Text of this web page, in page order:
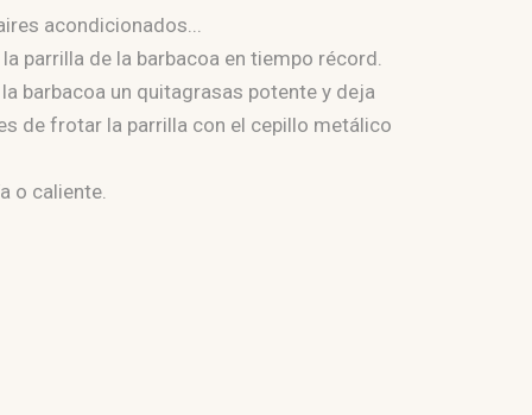
acondicionados...
parrilla de la barbacoa en tiempo récord.
barbacoa un quitagrasas potente y deja
de frotar la parrilla con el cepillo metálico
o caliente.